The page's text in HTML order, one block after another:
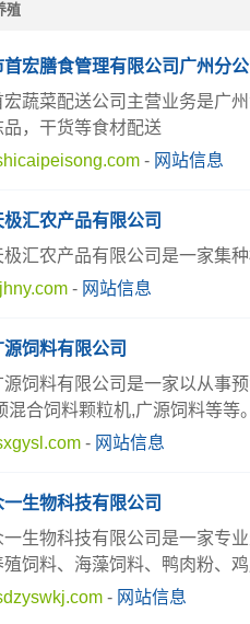
殖
首宏膳食管理有限公司广州分公
宏蔬菜配送公司主营业务是广
品，干货等食材配送
- 网站信息
极汇农产品有限公司
极汇农产品有限公司是一家集
- 网站信息
源饲料有限公司
源饲料有限公司是一家以从事
混合饲料颗粒机,广源饲料等等。
- 网站信息
一生物科技有限公司
一生物科技有限公司是一家专
殖饲料、海藻饲料、鸭肉粉、
- 网站信息